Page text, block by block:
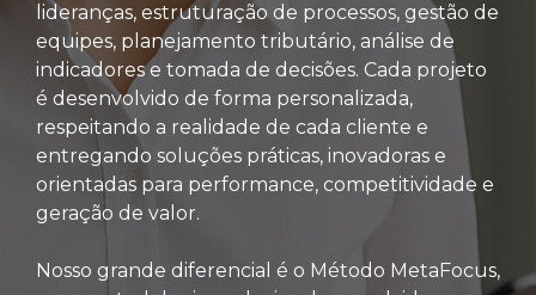
lideranças, estruturação de processos, gestão de
equipes, planejamento tributário, análise de
indicadores e tomada de decisões. Cada projeto
é desenvolvido de forma personalizada,
respeitando a realidade de cada cliente e
entregando soluções práticas, inovadoras e
orientadas para performance, competitividade e
geração de valor.
Nosso grande diferencial é o Método MetaFocus,